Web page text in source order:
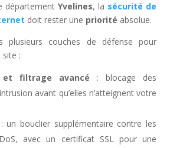
départementYvelines, la sécurité de
doit rester une priorité absolue.
plusieurs couches de défense pour
:
et filtrage avancé : blocage des
avant qu’elles n’atteignent votre
: un bouclier supplémentaire contre les
avec un certificat SSL pour une